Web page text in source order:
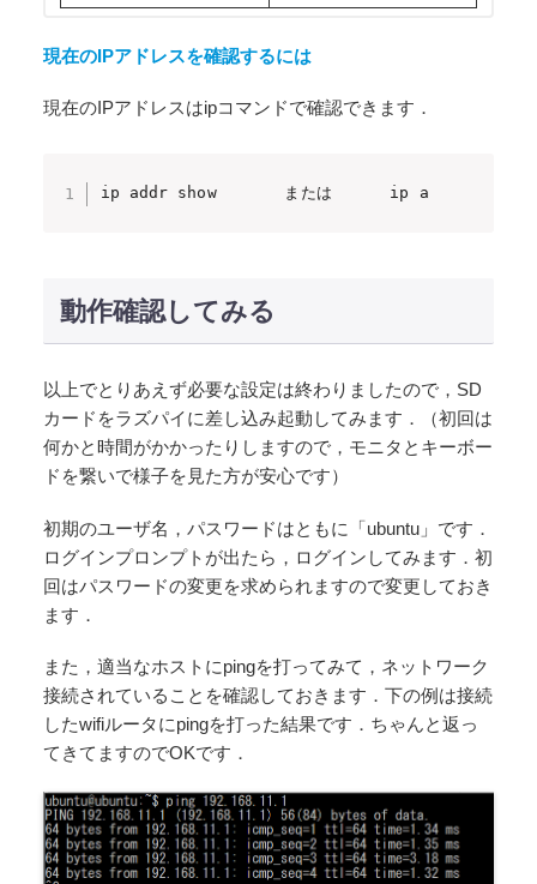
現在のIPアドレスを確認するには
現在のIPアドレスはipコマンドで確認できます．
ip addr show       または      ip a       （どち
動作確認してみる
以上でとりあえず必要な設定は終わりましたので，SD
カードをラズパイに差し込み起動してみます．（初回は
何かと時間がかかったりしますので，モニタとキーボー
ドを繋いで様子を見た方が安心です）
初期のユーザ名，パスワードはともに「ubuntu」です．
ログインプロンプトが出たら，ログインしてみます．初
回はパスワードの変更を求められますので変更しておき
ます．
また，適当なホストにpingを打ってみて，ネットワーク
接続されていることを確認しておきます．下の例は接続
したwifiルータにpingを打った結果です．ちゃんと返っ
てきてますのでOKです．